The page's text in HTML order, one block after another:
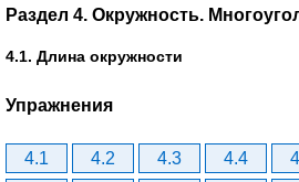
Раздел 4. Окружность.
4.1. Длина окружности
Упражнения
4.1 4.2 4.3 4.4